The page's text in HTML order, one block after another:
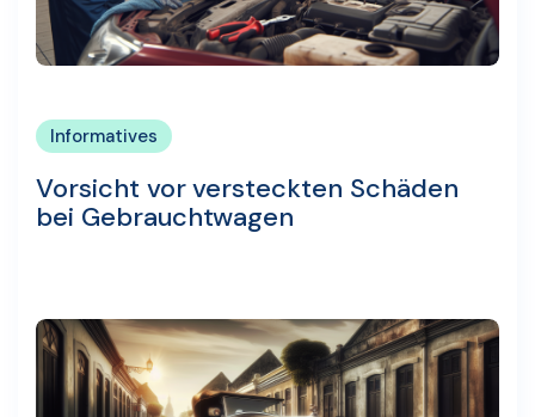
Informatives
Vorsicht vor versteckten Schäden
bei Gebrauchtwagen